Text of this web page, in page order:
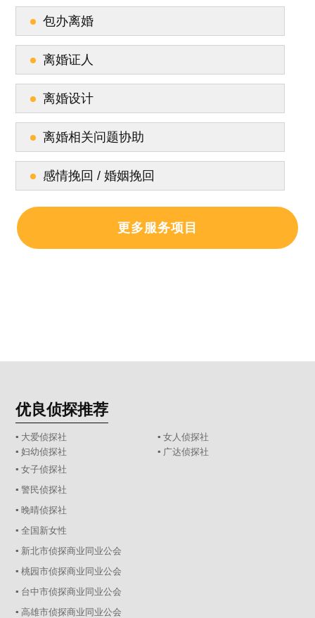
包办离婚
离婚证人
离婚设计
离婚相关问题协助
感情挽回 / 婚姻挽回
更多服务项目
优良侦探推荐
▪ 大爱侦探社
▪ 女人侦探社
▪ 妇幼侦探社
▪ 广达侦探社
▪ 女子侦探社
▪ 警民侦探社
▪ 晚晴侦探社
▪ 全国新女性
▪ 新北市侦探商业同业公会
▪ 桃园市侦探商业同业公会
▪ 台中市侦探商业同业公会
▪ 高雄市侦探商业同业公会